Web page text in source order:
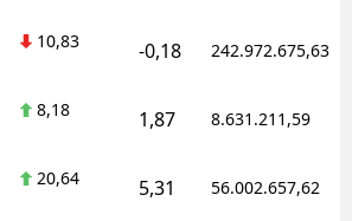
10,83 -0,18 242.972.675,63
8,18 1,87 8.631.211,59
20,64 5,31 56.002.657,62